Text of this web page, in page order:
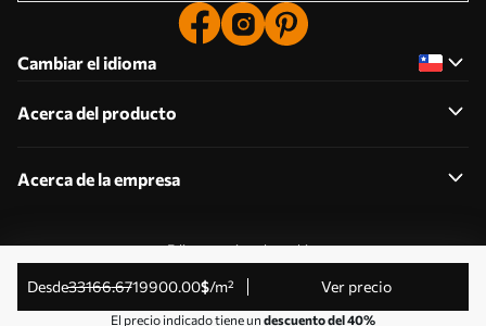
desde33166.6719900.00$/m² Ver precio
El precio indicado tiene un descuento del 40%
Cambiar el idioma
Acerca del producto
Acerca de la empresa
Editar permisos de cookies
© 2011-2026 Uwalls . Todos los derechos reservados.
Gestionado por KLW Sp. z o.o. CIF: PL9223057591.